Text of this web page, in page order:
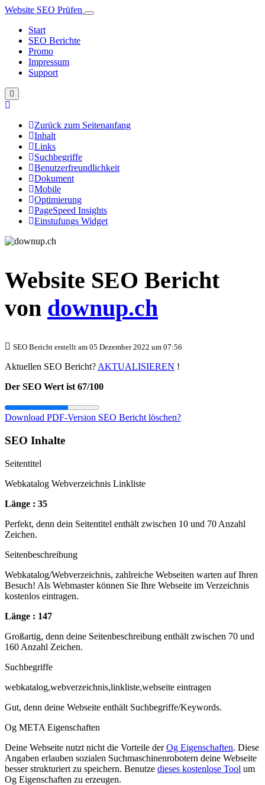
Website SEO Prüfen
Start
SEO Berichte
Promo
Impressum
Support
Zurück zum Seitenanfang
Inhalt
Links
Suchbegriffe
Benutzerfreundlichkeit
Dokument
Mobile
Optimierung
PageSpeed Insights
Einstufungs Widget
Website SEO Bericht
von downup.ch
SEO Bericht erstellt am 05 Dezember 2022 um 07:56
Aktuellen SEO Bericht? AKTUALISIEREN !
Der SEO Wert ist 67/100
Download PDF-Version SEO Bericht löschen?
SEO Inhalte
Seitentitel
Webkatalog Webverzeichnis Linkliste
Länge : 35
Perfekt, denn dein Seitentitel enthält zwischen 10 und 70 Anzahl
Zeichen.
Seitenbeschreibung
Webkatalog/Webverzeichnis, zahlreiche Webseiten warten auf Ihren
Besuch! Als Webmaster können Sie Ihre Webseite im Verzeichnis
kostenlos eintragen.
Länge : 147
Großartig, denn deine Seitenbeschreibung enthält zwischen 70 und
160 Anzahl Zeichen.
Suchbegriffe
webkatalog,webverzeichnis,linkliste,webseite eintragen
Gut, denn deine Webseite enthält Suchbegriffe/Keywords.
Og META Eigenschaften
Deine Webseite nutzt nicht die Vorteile derOg Eigenschaften. Diese
Angaben erlauben sozialen Suchmaschinenrobotern deine Webseite
besser strukturiert zu speichern. Benutze dieses kostenlose Tool um
Og Eigenschaften zu erzeugen.